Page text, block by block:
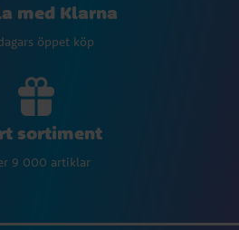
med Klarna
öppet köp
sortiment
9 000 artiklar